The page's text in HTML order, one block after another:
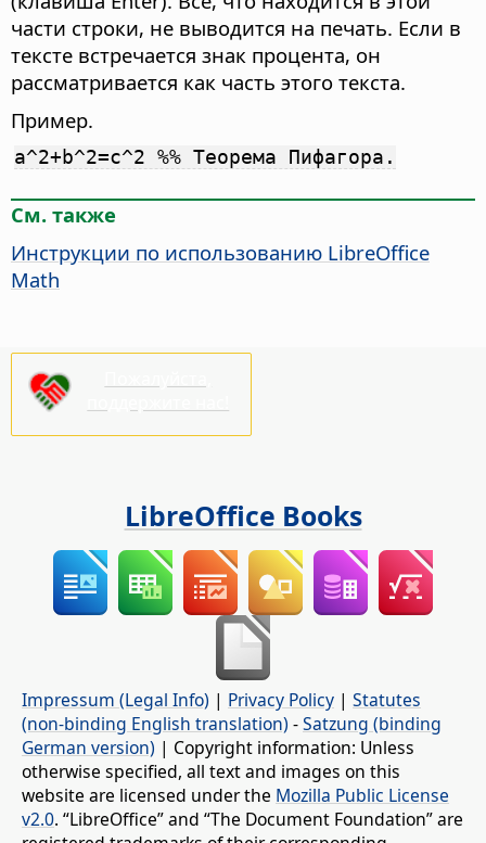
части строки, не выводится на печать. Если в
тексте встречается знак процента, он
рассматривается как часть этого текста.
Пример.
a^2+b^2=c^2 %% Теорема Пифагора.
См. также
Инструкции по использованию LibreOffice
Math
LibreOffice Books
Impressum (Legal Info) | Privacy Policy | Statutes
(non-binding English translation) -Satzung (binding
German version) | Copyright information: Unless
otherwise specified, all text and images on this
website are licensed under the Mozilla Public License
v2.0. “LibreOffice” and “The Document Foundation” are